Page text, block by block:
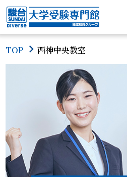
TOP 西神中央教室